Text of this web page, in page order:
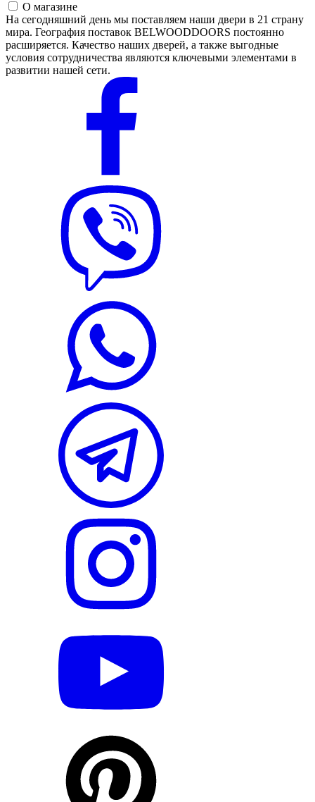
О магазине
На сегодняшний день мы поставляем наши двери в 21 страну
мира. География поставок BELWOODDOORS постоянно
расширяется. Качество наших дверей, а также выгодные
условия сотрудничества являются ключевыми элементами в
развитии нашей сети.